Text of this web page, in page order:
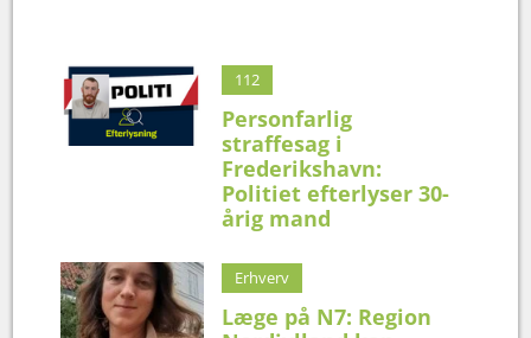
112
Personfarlig
straffesag i
Frederikshavn:
Politiet efterlyser 30-
årig mand
Erhverv
Læge på N7: Region